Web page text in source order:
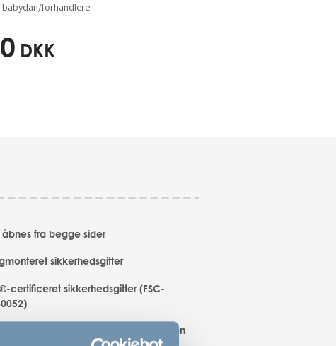
forhandlere
DKK
åbnes fra begge sider
sikkerhedsgitter
certificeret sikkerhedsgitter (FSC-
og børnesikker Quick Release funktion